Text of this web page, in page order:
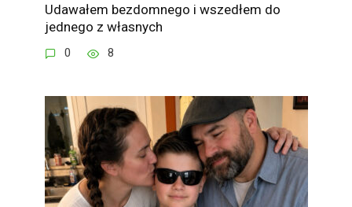
Udawałem bezdomnego i wszedłem do
jednego z własnych
0 8